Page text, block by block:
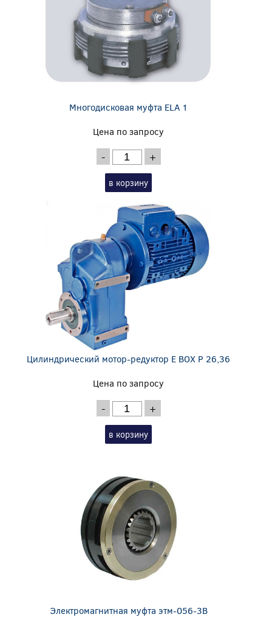
Многодисковая муфта ELA 1
Цена по запросу
- +
в корзину
Цилиндрический мотор-редуктор E BOX P 26,36
Цена по запросу
- +
в корзину
Электромагнитная муфта этм-056-3В